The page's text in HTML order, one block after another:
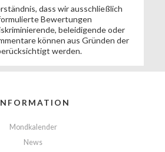
dass wir ausschließlich
Bewertungen
beleidigende oder
können aus Gründen der
werden.
Mondkalender
News